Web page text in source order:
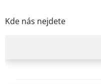
Kde nás nejdete